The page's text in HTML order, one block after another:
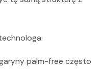
palm-free często